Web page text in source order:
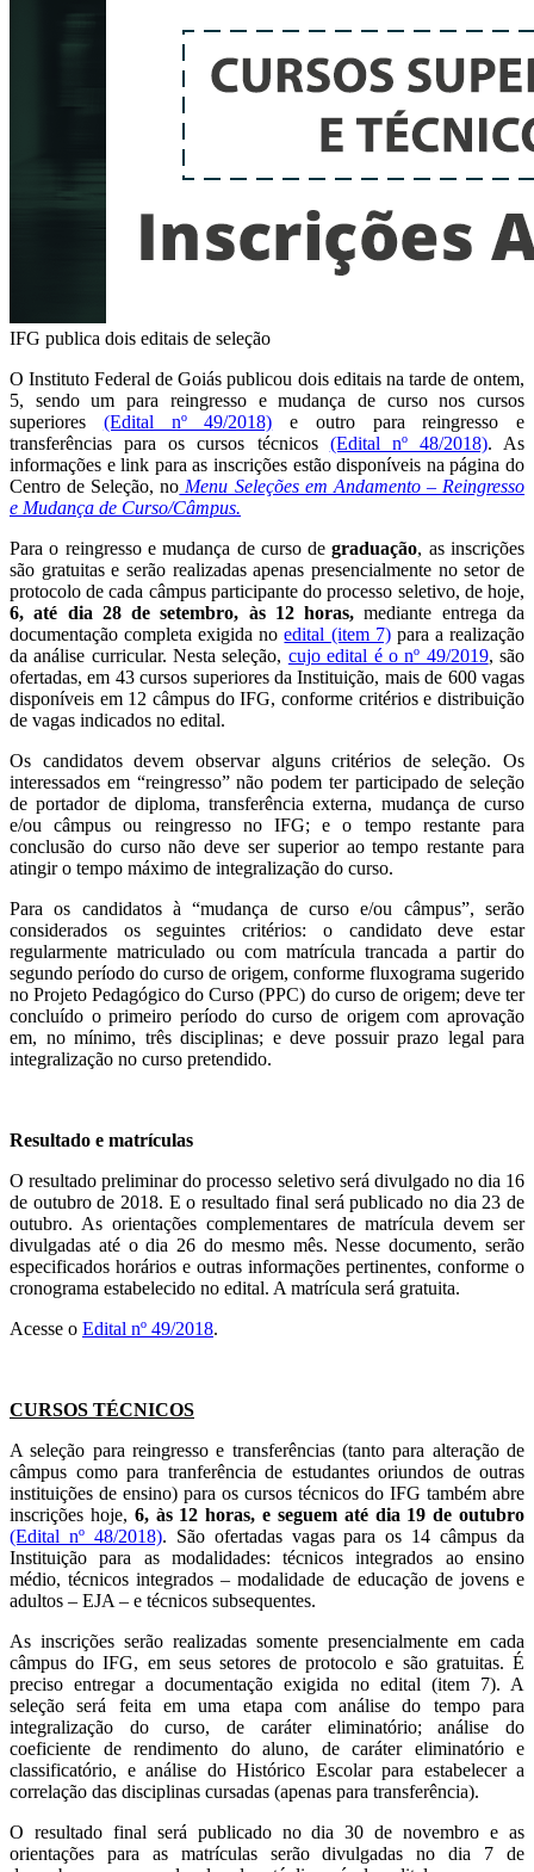
IFG publica dois editais de seleção
O Instituto Federal de Goiás publicou dois editais na tarde de ontem,
5, sendo um para reingresso e mudança de curso nos cursos
superiores (Edital nº 49/2018) e outro para reingresso e
transferências para os cursos técnicos (Edital nº 48/2018). As
informações e link para as inscrições estão disponíveis na página do
Centro de Seleção, no Menu Seleções em Andamento – Reingresso
e Mudança de Curso/Câmpus.
Para o reingresso e mudança de curso degraduação, as inscrições
são gratuitas e serão realizadas apenas presencialmente no setor de
protocolo de cada câmpus participante do processo seletivo, de hoje,
6, até dia 28de setembro, às 12 horas,mediante entrega da
documentação completa exigida noedital (item 7)para a realização
da análise curricular. Nesta seleção, cujo edital é o nº 49/2019, são
ofertadas, em 43 cursos superiores da Instituição, mais de 600 vagas
disponíveis em 12 câmpus do IFG, conforme critérios e distribuição
de vagas indicados no edital.
Os candidatos devem observar alguns critérios de seleção. Os
interessados em “reingresso” não podem ter participado de seleção
de portador de diploma, transferência externa, mudança de curso
e/ou câmpus ou reingresso no IFG; e o tempo restante para
conclusão do curso não deve ser superior ao tempo restante para
atingir o tempo máximo de integralização do curso.
Para os candidatos à “mudança de curso e/ou câmpus”, serão
considerados os seguintes critérios: o candidato deve estar
regularmente matriculado ou com matrícula trancada a partir do
segundo período do curso de origem, conforme fluxograma sugerido
no Projeto Pedagógico do Curso (PPC) do curso de origem; deve ter
concluído o primeiro período do curso de origem com aprovação
em, no mínimo, três disciplinas; e deve possuir prazo legal para
integralização no curso pretendido.
Resultado e matrículas
O resultado preliminar do processo seletivo será divulgado no dia 16
de outubro de 2018. E o resultado final será publicado no dia 23 de
outubro. As orientações complementares de matrícula devem ser
divulgadas até o dia 26 do mesmo mês. Nesse documento, serão
especificados horários e outras informações pertinentes, conforme o
cronograma estabelecido no edital. A matrícula será gratuita.
Acesse o Edital nº 49/2018.
CURSOS TÉCNICOS
A seleção para reingresso e transferências (tanto para alteração de
câmpus como para tranferência de estudantes oriundos de outras
instituições de ensino) para os cursos técnicos do IFG também abre
inscrições hoje, 6, às 12 horas, e seguem até dia 19 de outubro
(Edital nº 48/2018). São ofertadas vagas para os 14 câmpus da
Instituição para as modalidades: técnicos integrados ao ensino
médio, técnicos integrados – modalidade de educação de jovens e
adultos – EJA – e técnicos subsequentes.
As inscrições serão realizadas somente presencialmente em cada
câmpus do IFG, em seus setores de protocolo e são gratuitas. É
preciso entregar a documentação exigida no edital (item 7). A
seleção será feita em uma etapa com análise do tempo para
integralização do curso, de caráter eliminatório; análise do
coeficiente de rendimento do aluno, de caráter eliminatório e
classificatório, e análise do Histórico Escolar para estabelecer a
correlação das disciplinas cursadas (apenas para transferência).
O resultado final será publicado no dia 30 de novembro e as
orientações para as matrículas serão divulgadas no dia 7 de